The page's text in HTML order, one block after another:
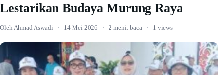
Lestarikan Budaya Murung Raya
Oleh Ahmad Aswadi · 14 Mei 2026 · 2 menit baca · 1 views